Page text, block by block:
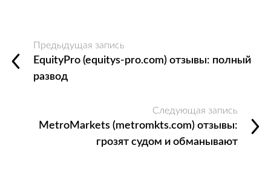
Предыдущая запись
EquityPro (equitys-pro.com) отзывы: полный
развод
Следующая запись
MetroMarkets (metromkts.com) отзывы:
грозят судом и обманывают